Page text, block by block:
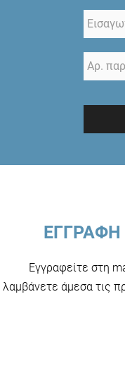
ΕΓΓΡΑΦΗ
Εγγραφείτε στη
λαμβάνετε άμεσα τις